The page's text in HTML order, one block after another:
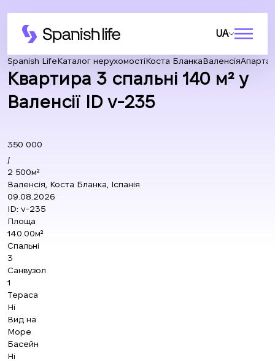
UA
Spanish LifeКаталог нерухомостіКоста БланкаВаленсія
Квартира 3 спальні 140 м² у
Валенсії ID v-235
350 000
/
2 500м²
Валенсія, Коста Бланка, Іспанія
09.08.2026
ID: v-235
Площа
140.00м²
Спальні
3
Санвузол
1
Тераса
Ні
Вид на
Море
Басейн
Ні